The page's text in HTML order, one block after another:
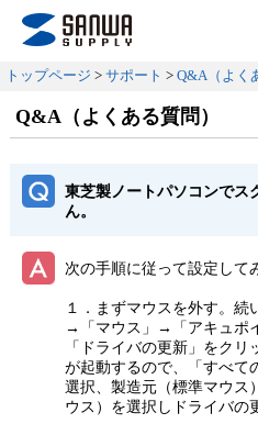
トップページ > サポート > Q&A（よく
Q&A（よくある質問）
東芝製ノートパソコンでス
ん。
次の手順に従って設定して
１．まずマウスを外す。続
→「マウス」→「アキュポ
「ドライバの更新」をク
が起動するので、「すべ
選択、製造元（標準マウス
ウス）を選択しドライバの